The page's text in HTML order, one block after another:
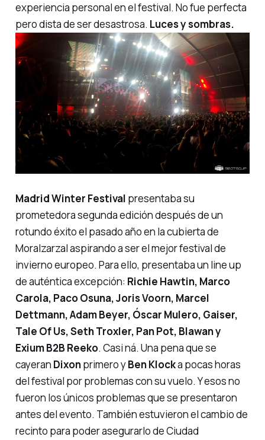
experiencia personal en el festival. No fue perfecta
pero dista de ser desastrosa. Luces y sombras.
Madrid Winter Festival presentaba su
prometedora segunda edición después de un
rotundo éxito el pasado año en la cubierta de
Moralzarzal aspirando a ser el mejor festival de
invierno europeo. Para ello, presentaba un line up
de auténtica excepción: Richie Hawtin, Marco
Carola, Paco Osuna, Joris Voorn, Marcel
Dettmann, Adam Beyer, Óscar Mulero, Gaiser,
Tale Of Us, Seth Troxler, Pan Pot, Blawan y
Exium B2B Reeko. Casi ná. Una pena que se
cayeran Dixonprimero yBen Klocka pocas horas
del festival por problemas con su vuelo. Y esos no
fueron los únicos problemas que se presentaron
antes del evento. También estuvieron el cambio de
recinto para poder asegurarlo de Ciudad